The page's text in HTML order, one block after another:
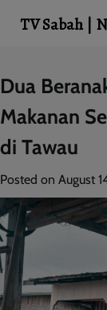
Skip
to
content
Dua
Makanan
di Tawau
Posted on August
TV Sabah |